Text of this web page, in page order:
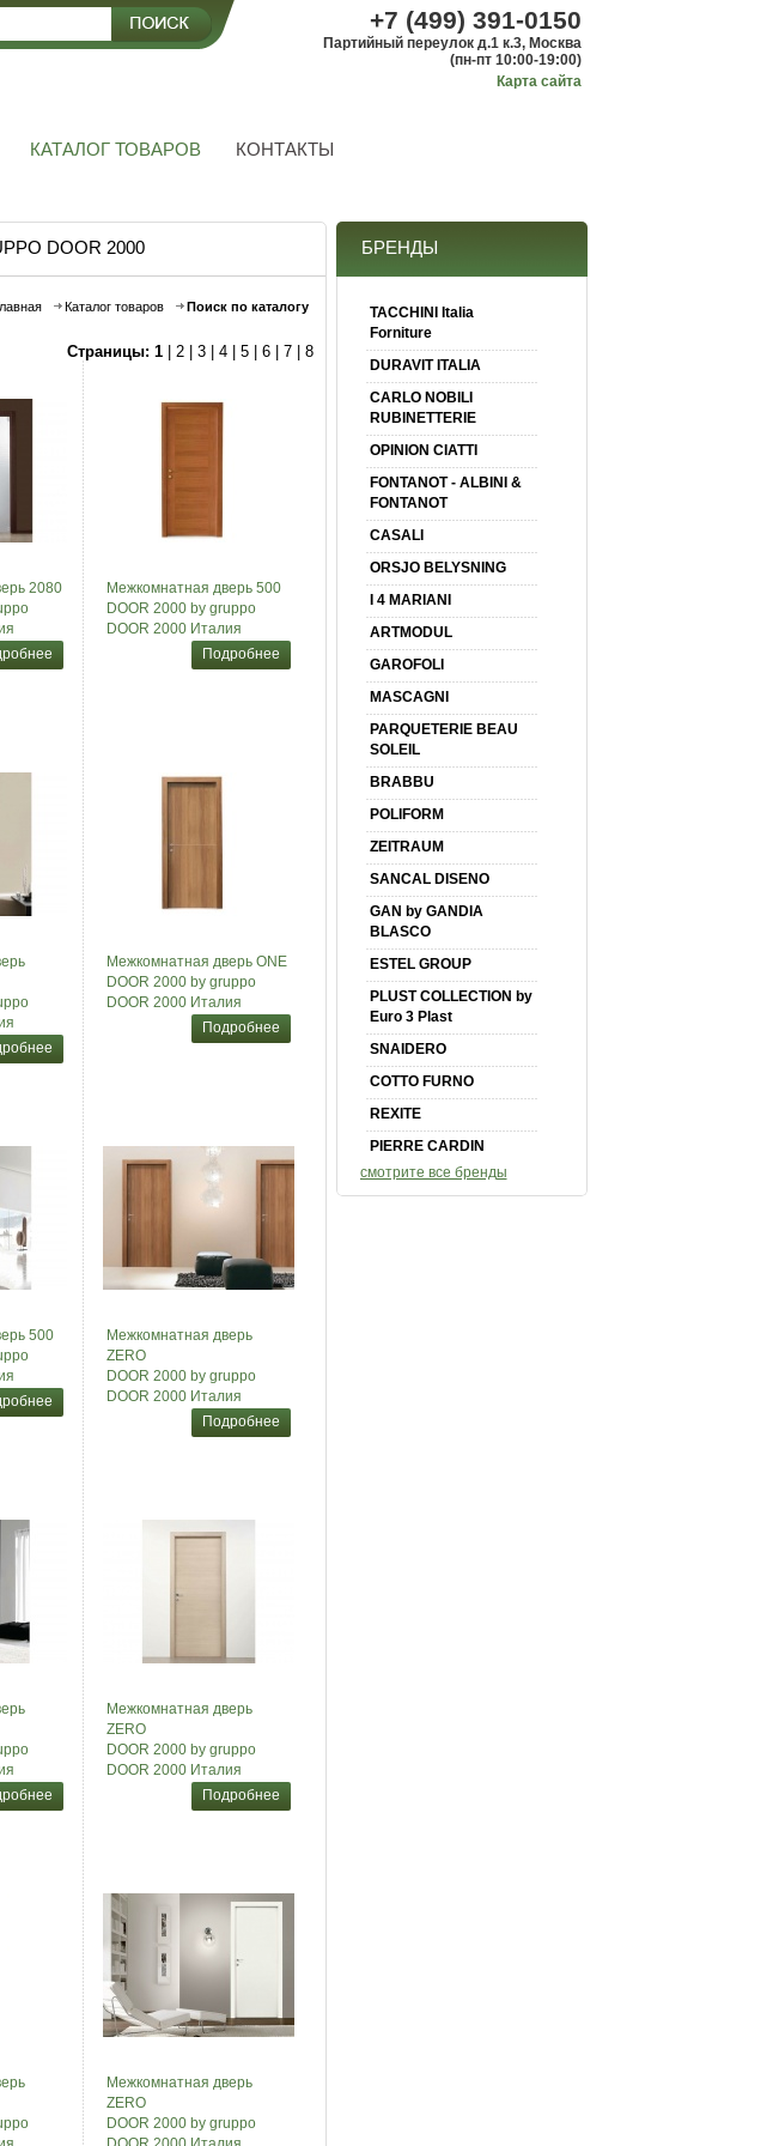
КАТАЛОГ ТОВАРОВ КОНТАКТЫ
+7 (499) 391-0150
Партийный переулок д.1 к.3, Москва
(пн-пт 10:00-19:00)
Карта сайта
DOOR 2000
Каталог товаров Поиск по каталогу
Страницы: 1| 2| 3| 4| 5| 6| 7| 8
2080
Межкомнатная дверь 500
DOOR 2000 by gruppo
DOOR 2000 Италия
Подробнее
Межкомнатная дверь ONE
DOOR 2000 by gruppo
DOOR 2000 Италия
Подробнее
500
Межкомнатная дверь
ZERO
DOOR 2000 by gruppo
DOOR 2000 Италия
Подробнее
Межкомнатная дверь
ZERO
DOOR 2000 by gruppo
DOOR 2000 Италия
Подробнее
Межкомнатная дверь
ZERO
DOOR 2000 by gruppo
БРЕНДЫ
TACCHINI Italia
Forniture
DURAVIT ITALIA
CARLO NOBILI
RUBINETTERIE
OPINION CIATTI
FONTANOT - ALBINI &
FONTANOT
CASALI
ORSJO BELYSNING
I 4 MARIANI
ARTMODUL
GAROFOLI
MASCAGNI
PARQUETERIE BEAU
SOLEIL
BRABBU
POLIFORM
ZEITRAUM
SANCAL DISENO
GAN by GANDIA
BLASCO
ESTEL GROUP
PLUST COLLECTION by
Euro 3 Plast
SNAIDERO
COTTO FURNO
REXITE
PIERRE CARDIN
смотрите все бренды